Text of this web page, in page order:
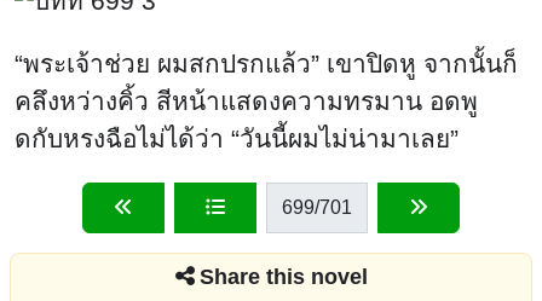
“พระเจ้าช่วย ผมสกปรกแล้ว” เขาปิดหู จากนั้นก็
คลึงหว่างคิ้ว สีหน้าแสดงความทรมาน อดพู
ดกับหรงฉือไม่ได้ว่า “วันนี้ผมไม่น่ามาเลย”
699/701
Share this novel